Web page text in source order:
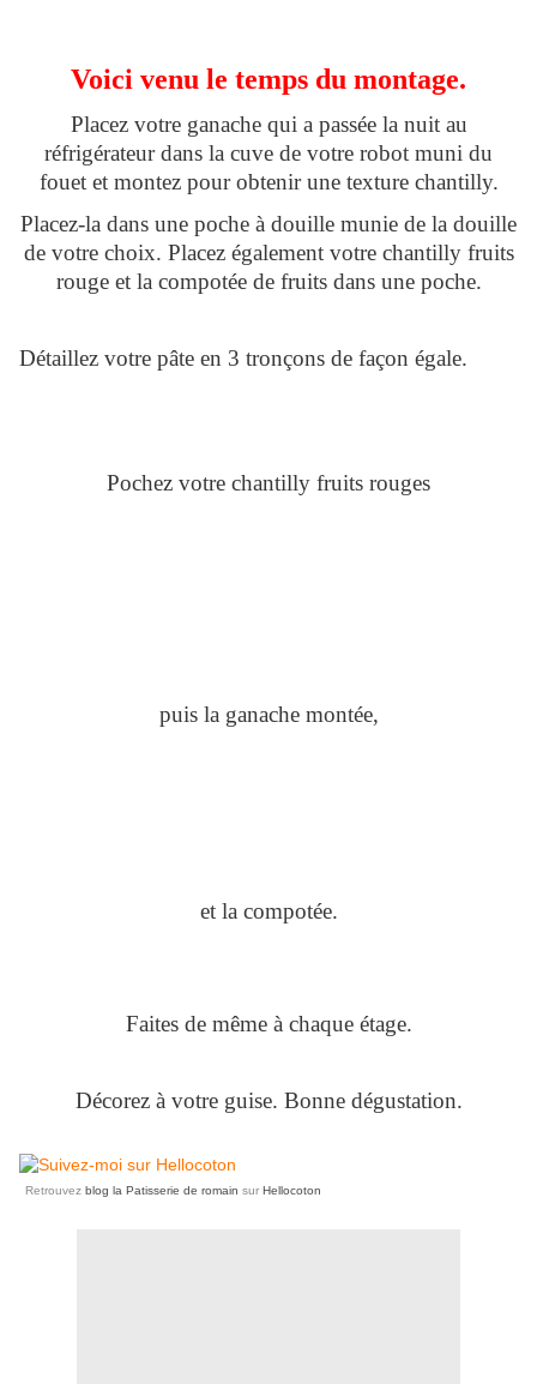
Voici venu le temps du montage.
Placez votre ganache qui a passée la nuit au
réfrigérateur dans la cuve de votre robot muni du
fouet et montez pour obtenir une texture chantilly.
Placez-la dans une poche à douille munie de la douille
de votre choix. Placez également votre chantilly fruits
rouge et la compotée de fruits dans une poche.
Détaillez votre pâte en 3 tronçons de façon égale.
Pochez votre chantilly fruits rouges
puis la ganache montée,
et la compotée.
Faites de même à chaque étage.
Décorez à votre guise. Bonne dégustation.
Retrouvez blog la Patisserie de romain sur Hellocoton